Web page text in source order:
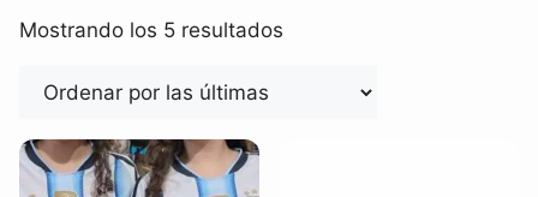
Mostrando los 5 resultados